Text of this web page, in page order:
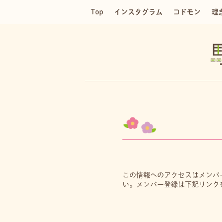
Top インスタグラム コドモン 理
この情報へのアクセスはメン
い。メンバー登録は下記リンク